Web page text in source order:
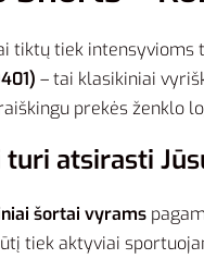
tiktų tiek
– tai klasikiniai
prekės
atsirasti
šortai vyrams
tiek aktyviai